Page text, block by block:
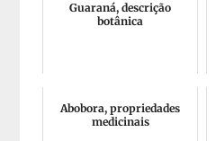
Guaraná, descrição
botânica
Abobora, propriedades
medicinais